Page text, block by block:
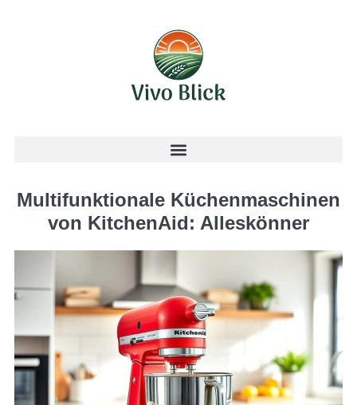
Multifunktionale Küchenmaschinen
von KitchenAid: Alleskönner